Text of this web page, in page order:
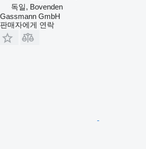
독일, Bovenden
Gassmann GmbH
판매자에게 연락